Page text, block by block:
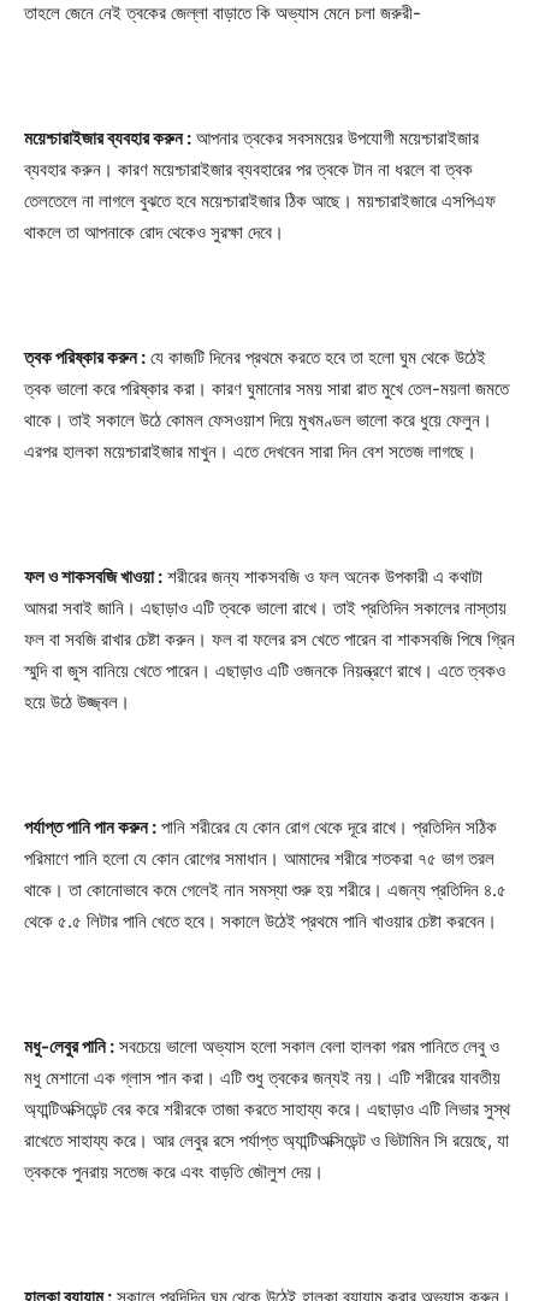
তাহলে জেনে নেই ত্বকের জেল্লা বাড়াতে কি অভ্যাস মেনে চলা জরুরী-
ময়েশ্চারাইজার ব্যবহার করুন : আপনার ত্বকের সবসময়ের উপযোগী ময়েশ্চারাইজার
ব্যবহার করুন। কারণ ময়েশ্চারাইজার ব্যবহারের পর ত্বকে টান না ধরলে বা ত্বক
তেলতেলে না লাগলে বুঝতে হবে ময়েশ্চারাইজার ঠিক আছে। ময়শ্চারাইজারে এসপিএফ
থাকলে তা আপনাকে রোদ থেকেও সুরক্ষা দেবে।
ত্বক পরিষ্কার করুন : যে কাজটি দিনের প্রথমে করতে হবে তা হলো ঘুম থেকে উঠেই
ত্বক ভালো করে পরিষ্কার করা। কারণ ঘুমানোর সময় সারা রাত মুখে তেল-ময়লা জমতে
থাকে। তাই সকালে উঠে কোমল ফেসওয়াশ দিয়ে মুখমণ্ডল ভালো করে ধুয়ে ফেলুন।
এরপর হালকা ময়েশ্চারাইজার মাখুন। এতে দেখবেন সারা দিন বেশ সতেজ লাগছে।
ফল ও শাকসবজি খাওয়া : শরীরের জন্য শাকসবজি ও ফল অনেক উপকারী এ কথাটা
আমরা সবাই জানি। এছাড়াও এটি ত্বকে ভালো রাখে। তাই প্রতিদিন সকালের নাস্তায়
ফল বা সবজি রাখার চেষ্টা করুন। ফল বা ফলের রস খেতে পারেন বা শাকসবজি পিষে গ্রিন
স্মুদি বা জুস বানিয়ে খেতে পারেন। এছাড়াও এটি ওজনকে নিয়ন্ত্রণে রাখে। এতে ত্বকও
হয়ে উঠে উজ্জ্বল।
পর্যাপ্ত পানি পান করুন : পানি শরীরের যে কোন রোগ থেকে দূরে রাখে। প্রতিদিন সঠিক
পরিমাণে পানি হলো যে কোন রোগের সমাধান। আমাদের শরীরে শতকরা ৭৫ ভাগ তরল
থাকে। তা কোনোভাবে কমে গেলেই নান সমস্যা শুরু হয় শরীরে। এজন্য প্রতিদিন ৪.৫
থেকে ৫.৫ লিটার পানি খেতে হবে। সকালে উঠেই প্রথমে পানি খাওয়ার চেষ্টা করবেন।
মধু-লেবুর পানি : সবচেয়ে ভালো অভ্যাস হলো সকাল বেলা হালকা গরম পানিতে লেবু ও
মধু মেশানো এক গ্লাস পান করা। এটি শুধু ত্বকের জন্যই নয়। এটি শরীরের যাবতীয়
অ্যান্টিঅক্সিডেন্ট বের করে শরীরকে তাজা করতে সাহায্য করে। এছাড়াও এটি লিভার সুস্থ
রাখেতে সাহায্য করে। আর লেবুর রসে পর্যাপ্ত অ্যান্টিঅক্সিডেন্ট ও ভিটামিন সি রয়েছে, যা
ত্বককে পুনরায় সতেজ করে এবং বাড়তি জৌলুশ দেয়।